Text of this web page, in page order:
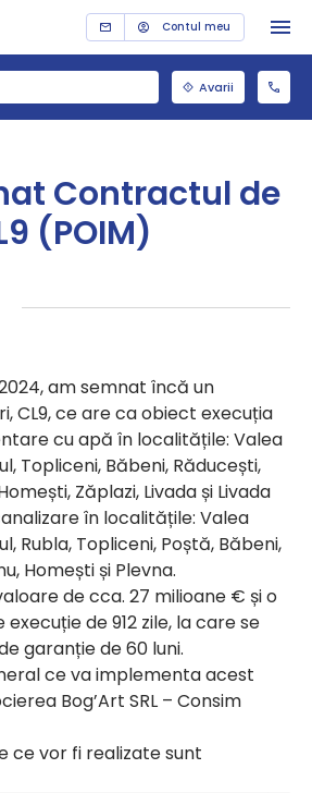
Contul meu
Avarii
Contractul de
(POIM)
am semnat încă un
CL9, ce are ca obiect execuția
cu apă în localitățile: Valea
Topliceni, Băbeni, Răducești,
Zăplazi, Livada și Livada
în localitățile: Valea
Rubla, Topliceni, Poștă, Băbeni,
Homești și Plevna.
de cca. 27 milioane € și o
de 912 zile, la care se
garanție de 60 luni.
ce va implementa acest
Bog’Art SRL – Consim
ce vor fi realizate sunt